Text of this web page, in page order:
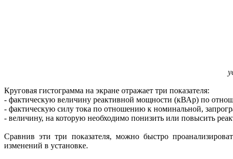
Круговая гистограмма на экране отражает три показателя:
- фактическую величину реактивной мощности (кВАр) по
- фактическую силу тока по отношению к номинальной,
- величину, на которую необходимо понизить или повысить
Сравнив эти три показателя, можно быстро
изменений в установке.